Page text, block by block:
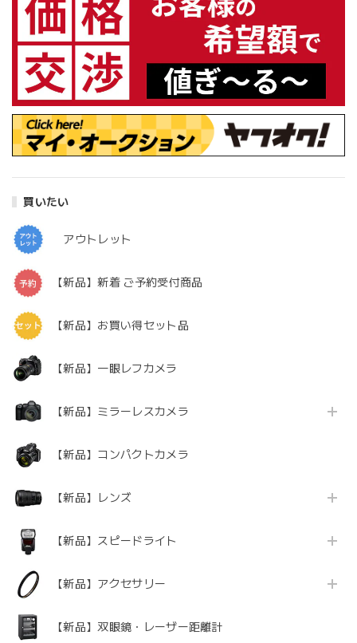
買いたい
アウトレット
【新品】新着 ご予約受付商品
【新品】お買い得セット品
【新品】一眼レフカメラ
【新品】ミラーレスカメラ
【新品】コンパクトカメラ
【新品】レンズ
【新品】スピードライト
【新品】アクセサリー
【新品】双眼鏡・レーザー距離計